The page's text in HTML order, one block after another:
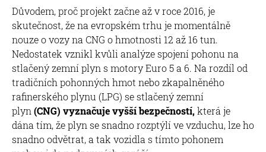
Důvodem, proč projekt začne až v roce 2016, je
skutečnost, že na evropském trhu je momentálně
nouze o vozy na CNG o hmotnosti 12 až 16 tun.
Nedostatek vznikl kvůli analýze spojení pohonu na
stlačený zemní plyn s motory Euro 5 a 6. Na rozdíl od
tradičních pohonných hmot nebo zkapalněného
rafinerského plynu (LPG) se stlačený zemní
plyn (CNG) vyznačuje vyšší bezpečností,která je
dána tím, že plyn se snadno rozptýlí ve vzduchu, lze ho
snadno odvětrat, a tak vozidla s tímto pohonem